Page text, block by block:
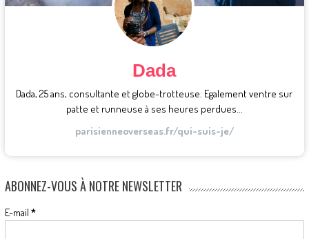
Dada
Dada, 25 ans, consultante et globe-trotteuse. Egalement ventre sur
patte et runneuse à ses heures perdues...
parisienneoverseas.fr/qui-suis-je/
ABONNEZ-VOUS À NOTRE NEWSLETTER
E-mail *